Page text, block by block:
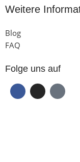
Weitere
Blog
FAQ
Folge uns auf